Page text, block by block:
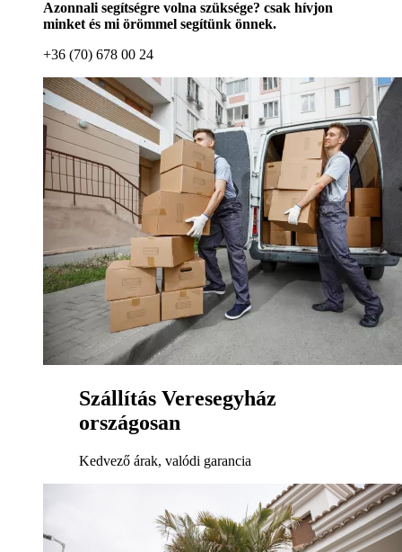
Azonnali segítségre volna szüksége? csak hívjon
minket és mi örömmel segítünk önnek.
+36 (70) 678 00 24
Szállítás Veresegyház
országosan
Kedvező árak, valódi garancia